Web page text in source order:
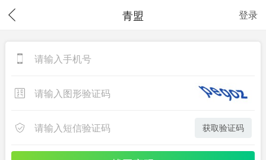
青盟 登录